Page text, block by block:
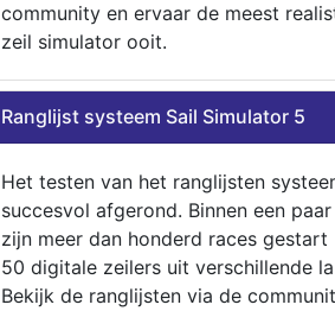
community en ervaar de meest
zeil simulator ooit.
Ranglijst systeem Sail Simulator 5
Het testen van het ranglijsten
succesvol afgerond. Binnen een
zijn meer dan honderd races gestart
50 digitale zeilers uit verschillende
Bekijk de ranglijsten via de